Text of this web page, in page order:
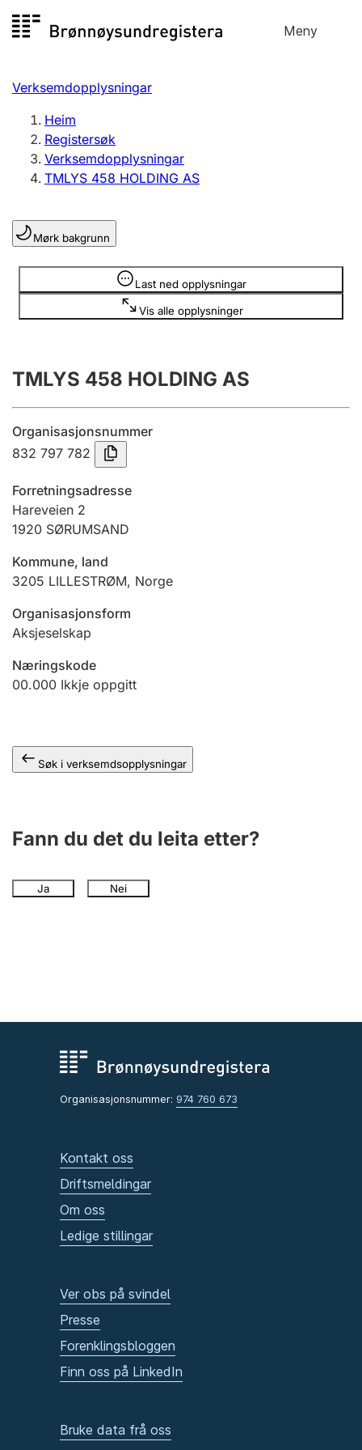
til
Meny
Registersøk
Aksjeselskap
Enkeltpersonføretak
Registrere, endre, slette
Lag og foreining
Registrere, endre, slette
Årsrekneskap
Innsending og forseinkingsgebyr
Tinglysing
Jeger
Ektepaktrettleiaren
Andre tema
Verksemdopplysningar
Heim
Registersøk
Verksemdopplysningar
TMLYS 458 HOLDING AS
Mørk bakgrunn
Last ned opplysningar
Vis alle opplysninger
Opplysninger er skjult
TMLYS 458 HOLDING AS
Organisasjonsnummer
832 797 782
Forretningsadresse
Hareveien 2
1920 SØRUMSAND
Kommune, land
3205 LILLESTRØM, Norge
Organisasjonsform
Aksjeselskap
Næringskode
00.000 Ikkje oppgitt
Søk i verksemdsopplysningar
Fann du det du leita etter?
Ja Nei
Organisasjonsnummer: 974 760 673
Kontakt oss
Driftsmeldingar
Om oss
Ledige stillingar
Ver obs på svindel
Presse
Forenklingsbloggen
Finn oss på LinkedIn
Bruke data frå oss